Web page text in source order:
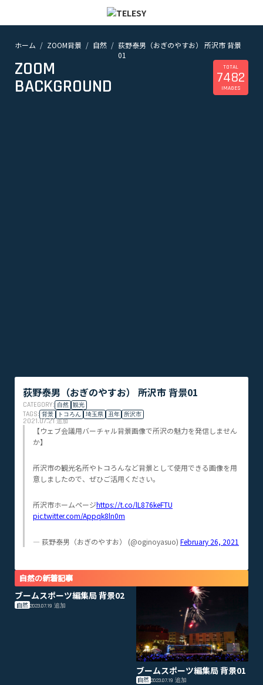
ホーム
TELESYについて
ホーム ZOOM背景 自然
荻野泰男（おぎのやすお） 所沢市 背景
01
ZOOM
BACKGROUND
TOTAL
7482
IMAGES
荻野泰男（おぎのやすお） 所沢市 背景01
CATEGORY: 自然 観光
TAGS: 背景 トコろん 埼玉県 丑年 所沢市
2021.07.21追加
【ウェブ会議用バーチャル背景画像で所沢の魅力を発信しません
か】
所沢市の観光名所やトコろんなど背景として使用できる画像を用
意しましたので、ぜひご活用ください。
所沢市ホームページhttps://t.co/lL876keFTU
pic.twitter.com/Appqk8ln0m
— 荻野泰男（おぎのやすお） (@oginoyasuo) February 26, 2021
自然の新着記事
ブームスポーツ編集局 背景02
自然 2023.07.19 追加
ブームスポーツ編集局 背景01
自然 2023.07.19追加